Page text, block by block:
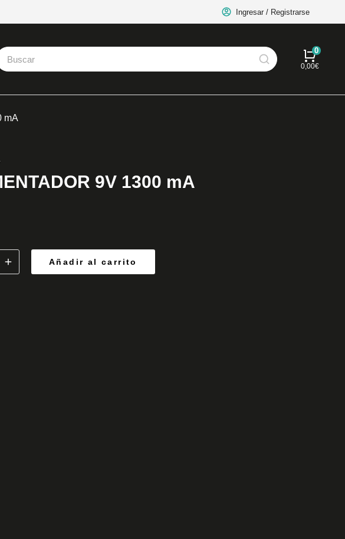
Ingresar / Registrarse
0,00€
mA
9V 1300 mA
Añadir al carrito